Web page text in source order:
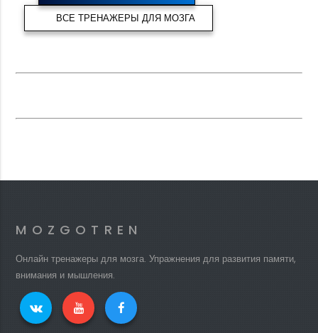
ВСЕ ТРЕНАЖЕРЫ ДЛЯ МОЗГА
MOZGOTREN
Онлайн тренажеры для мозга. Упражнения для развития памяти,
внимания и мышления.